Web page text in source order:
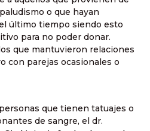
o que hayan
último tiempo siendo esto
para no poder donar.
que mantuvieron relaciones
con parejas ocasionales o
que tienen tatuajes o
de sangre, el dr.